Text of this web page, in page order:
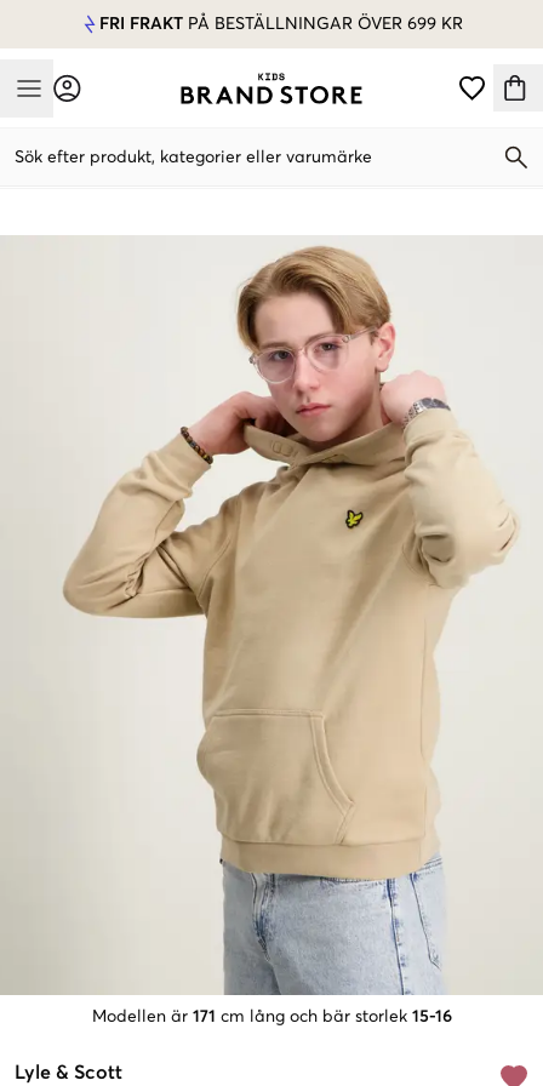
FRI FRAKT PÅ BESTÄLLNINGAR ÖVER 699 KR
Mobile Menu
Sök efter produkt, kategorier eller varumärke
Modellen är 171 cm lång och bär storlek 15-16
Lyle & Scott